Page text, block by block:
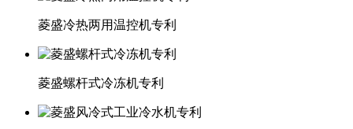
菱盛冷热两用温控机专利
菱盛螺杆式冷冻机专利